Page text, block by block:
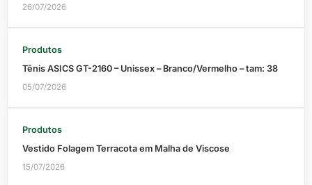
26/07/2026
Produtos
Tênis ASICS GT-2160 – Unissex – Branco/Vermelho – tam: 38
05/07/2026
Produtos
Vestido Folagem Terracota em Malha de Viscose
15/07/2026